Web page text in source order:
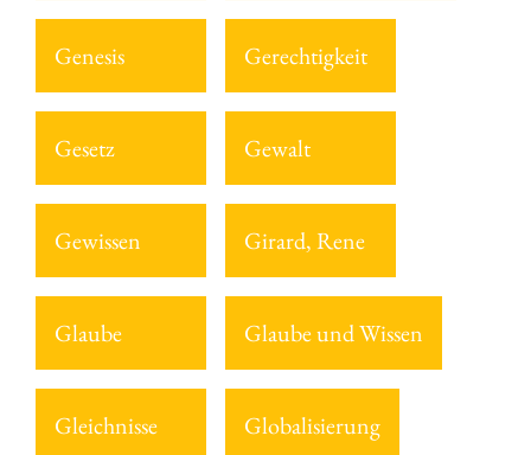
Genesis Gerechtigkeit
Gesetz Gewalt
Gewissen Girard, Rene
Glaube Glaube und Wissen
Gleichnisse Globalisierung